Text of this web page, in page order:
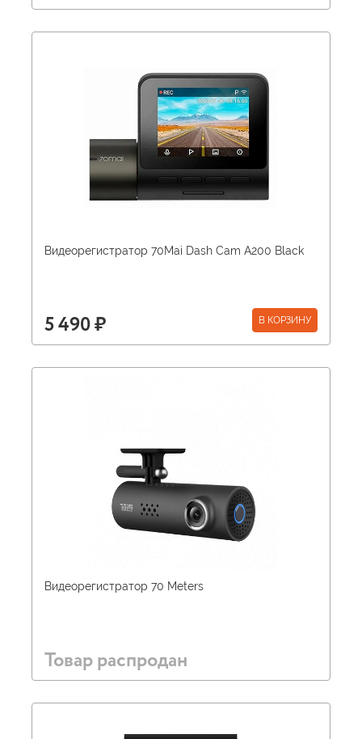
Видеорегистратор 70Mai Dash Cam A200 Black
5 490 ₽ В КОРЗИНУ
Видеорегистратор 70 Meters
Товар распродан